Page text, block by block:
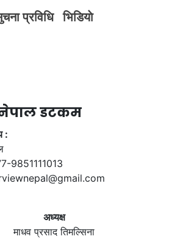
प्रविधि भिडियाे
नेपाल डटकम
:
9851111013
अध्यक्ष
माधव प्रसाद तिमल्सिना